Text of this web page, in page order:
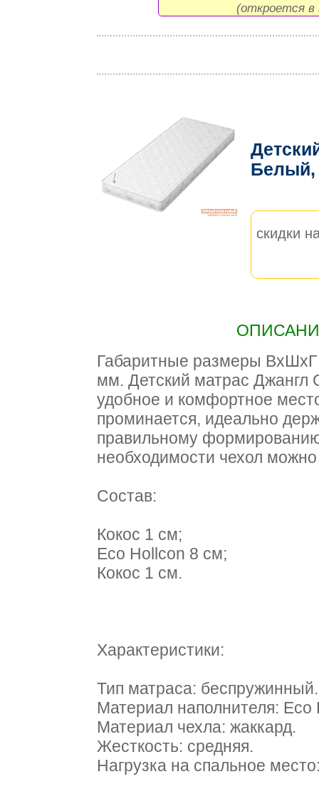
(откроется в
Белый,
скидки
Габаритные размеры
мм. Детский матрас Джангл
удобное и комфортное
проминается, идеально
правильному
необходимости чехол можно
Состав:
Кокос 1 см;
Eco Hollcon 8 см;
Кокос 1 см.
Характеристики:
Тип матраса: беспружинный.
Материал наполнителя: Eco
Материал чехла: жаккард.
Жесткость: средняя.
Нагрузка на спальное место: